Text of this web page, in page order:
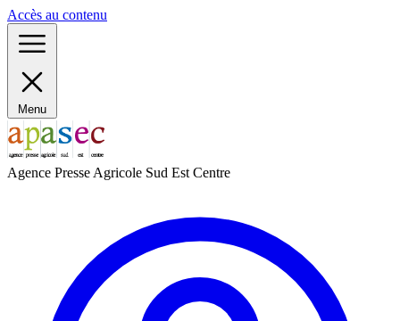
Accès au contenu
Menu
Agence Presse Agricole Sud Est Centre
Panneau de gestion des cookies